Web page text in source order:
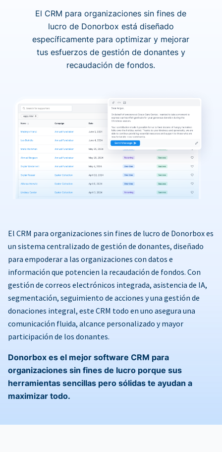
El CRM para organizaciones sin fines de
lucro de Donorbox está diseñado
específicamente para optimizar y mejorar
tus esfuerzos de gestión de donantes y
recaudación de fondos.
El CRM para organizaciones sin fines de lucro de Donorbox es
un sistema centralizado de gestión de donantes, diseñado
para empoderar a las organizaciones con datos e
información que potencien la recaudación de fondos. Con
gestión de correos electrónicos integrada, asistencia de IA,
segmentación, seguimiento de acciones y una gestión de
donaciones integral, este CRM todo en uno asegura una
comunicación fluida, alcance personalizado y mayor
participación de los donantes.
Donorbox es el mejor software CRM para
organizaciones sin fines de lucro porque sus
herramientas sencillas pero sólidas te ayudan a
maximizar todo.